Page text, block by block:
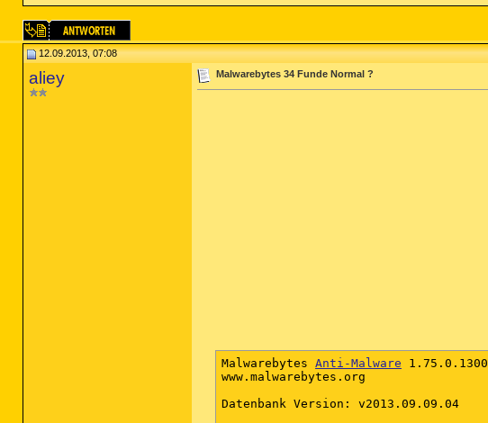
12.09.2013, 07:08
aliey Malwarebytes 34 Funde Normal ?
Malwarebytes Anti-Malware 1.75.0.1300
www.malwarebytes.org
Datenbank Version: v2013.09.09.04